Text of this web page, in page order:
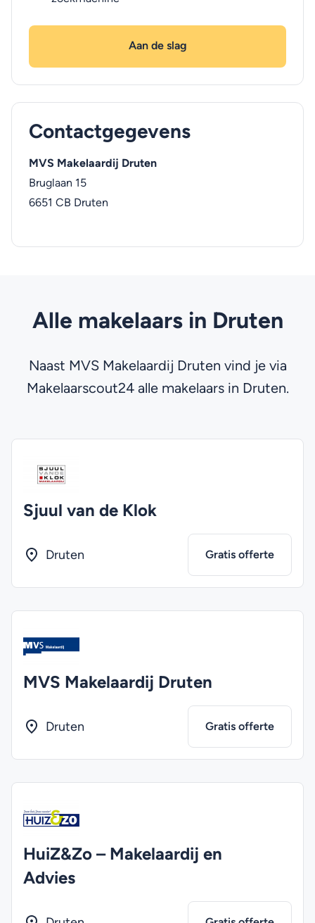
Aan de slag
Contactgegevens
MVS Makelaardij Druten
Bruglaan 15
6651 CB Druten
Alle makelaars in Druten
Naast MVS Makelaardij Druten vind je via
Makelaarscout24 alle makelaars in Druten.
Sjuul van de Klok
Druten Gratis offerte
MVS Makelaardij Druten
Druten Gratis offerte
HuiZ&Zo – Makelaardij en
Advies